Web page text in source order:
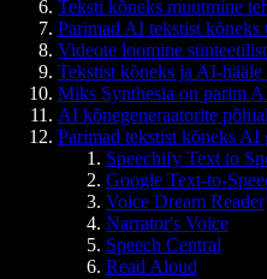
Teksti kõneks muutmine
Parimad AI tekstist
Videote loomine
Tekstist kõneks ja AI-hääle
Miks Synthesia on parim
AI kõnegeneraatorite
Parimad tekstist kõneks AI
Speechify Text to
Google Text-to-
Voice Dream Reader
Narrator's Voice
Speech Central
Read Aloud